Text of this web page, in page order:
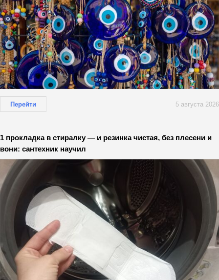
Перейти 5 августа 2026
1 прокладка в стиралку — и резинка чистая, без плесени и
вони: сантехник научил